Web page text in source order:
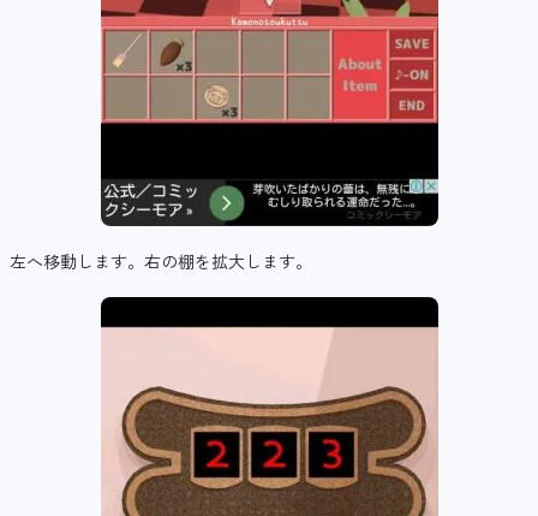
左へ移動します。右の棚を拡大します。